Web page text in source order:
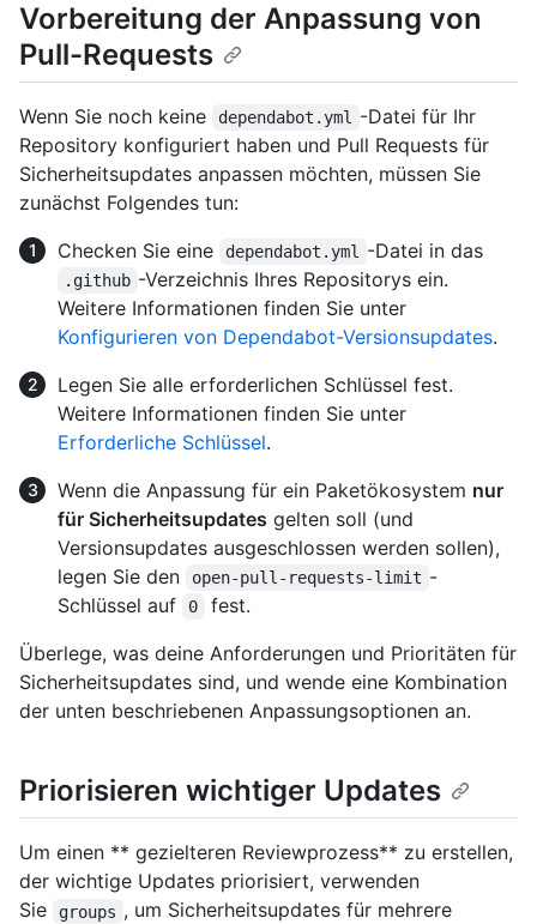
Vorbereitung der Anpassung von
Pull-Requests
Wenn Sie noch keine dependabot.yml
-Datei für Ihr
Repository konfiguriert haben und Pull Requests für
Sicherheitsupdates anpassen möchten, müssen Sie
zunächst Folgendes tun:
Checken Sie eine
dependabot.yml -Datei in das
.github -Verzeichnis Ihres Repositorys ein.
Weitere Informationen finden Sie unter
Konfigurieren von Dependabot-Versionsupdates.
Legen Sie alle erforderlichen Schlüssel fest.
Weitere Informationen finden Sie unter
Erforderliche Schlüssel.
Wenn die Anpassung für ein Paketökosystem nur
für Sicherheitsupdates gelten soll (und
Versionsupdates ausgeschlossen werden sollen),
legen Sie den
open-pull-requests-limit -
Schlüssel auf
0
fest.
Überlege, was deine Anforderungen und Prioritäten für
Sicherheitsupdates sind, und wende eine Kombination
der unten beschriebenen Anpassungsoptionen an.
Priorisieren wichtiger Updates
Um einen ** gezielteren Reviewprozess** zu erstellen,
der wichtige Updates priorisiert, verwenden
Sie
groups , um Sicherheitsupdates für mehrere